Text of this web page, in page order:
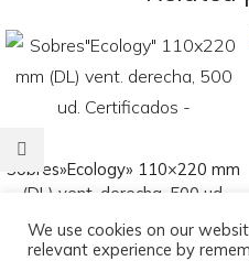
Sobres»Ecology» 110×220 mm
(DL) vent. derecha, 500 ud.
Certificados –
17,95€
We use cookies on our
relevant experience by